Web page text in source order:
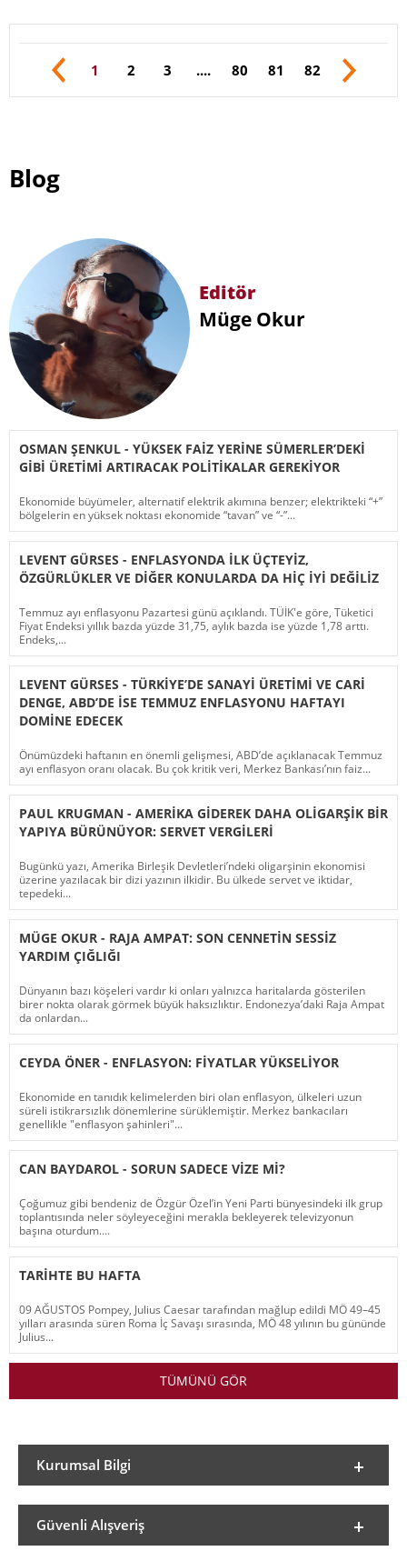
10 veya yüzde 12,5 oranında gümrük vergisi
getirildi.
1 2 3 .... 80 81 82
Blog
Editör
Müge Okur
OSMAN ŞENKUL - YÜKSEK FAIZ YERINE SÜMERLER’DEKI
GIBI ÜRETIMI ARTIRACAK POLITIKALAR GEREKIYOR
Ekonomide büyümeler, alternatif elektrik akımına benzer; elektrikteki “+”
bölgelerin en yüksek noktası ekonomide “tavan” ve “-”...
LEVENT GÜRSES - ENFLASYONDA ILK ÜÇTEYIZ,
ÖZGÜRLÜKLER VE DIĞER KONULARDA DA HIÇ IYI DEĞILIZ
Temmuz ayı enflasyonu Pazartesi günü açıklandı. TÜİK'e göre, Tüketici
Fiyat Endeksi yıllık bazda yüzde 31,75, aylık bazda ise yüzde 1,78 arttı.
Endeks,...
LEVENT GÜRSES - TÜRKIYE’DE SANAYI ÜRETIMI VE CARI
DENGE, ABD’DE ISE TEMMUZ ENFLASYONU HAFTAYI
DOMINE EDECEK
Önümüzdeki haftanın en önemli gelişmesi, ABD’de açıklanacak Temmuz
ayı enflasyon oranı olacak. Bu çok kritik veri, Merkez Bankası’nın faiz...
PAUL KRUGMAN - AMERIKA GIDEREK DAHA OLIGARŞIK BIR
YAPIYA BÜRÜNÜYOR: SERVET VERGILERI
Bugünkü yazı, Amerika Birleşik Devletleri’ndeki oligarşinin ekonomisi
üzerine yazılacak bir dizi yazının ilkidir. Bu ülkede servet ve iktidar,
tepedeki...
MÜGE OKUR - RAJA AMPAT: SON CENNETIN SESSIZ
YARDIM ÇIĞLIĞI
Dünyanın bazı köşeleri vardır ki onları yalnızca haritalarda gösterilen
birer nokta olarak görmek büyük haksızlıktır. Endonezya’daki Raja Ampat
da onlardan...
CEYDA ÖNER - ENFLASYON: FIYATLAR YÜKSELIYOR
Ekonomide en tanıdık kelimelerden biri olan enflasyon, ülkeleri uzun
süreli istikrarsızlık dönemlerine sürüklemiştir. Merkez bankacıları
genellikle "enflasyon şahinleri"...
CAN BAYDAROL - SORUN SADECE VIZE MI?
Çoğumuz gibi bendeniz de Özgür Özel’in Yeni Parti bünyesindeki ilk grup
toplantısında neler söyleyeceğini merakla bekleyerek televizyonun
başına oturdum....
TARIHTE BU HAFTA
09 AĞUSTOS Pompey, Julius Caesar tarafından mağlup edildi MÖ 49–45
yılları arasında süren Roma İç Savaşı sırasında, MÖ 48 yılının bu gününde
Julius...
TÜMÜNÜ GÖR
Kurumsal Bilgi
Güvenli Alışveriş